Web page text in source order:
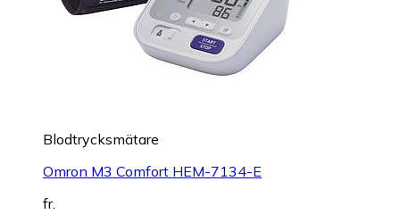
Blodtrycksmätare
Omron M3 Comfort HEM-7134-E
fr.